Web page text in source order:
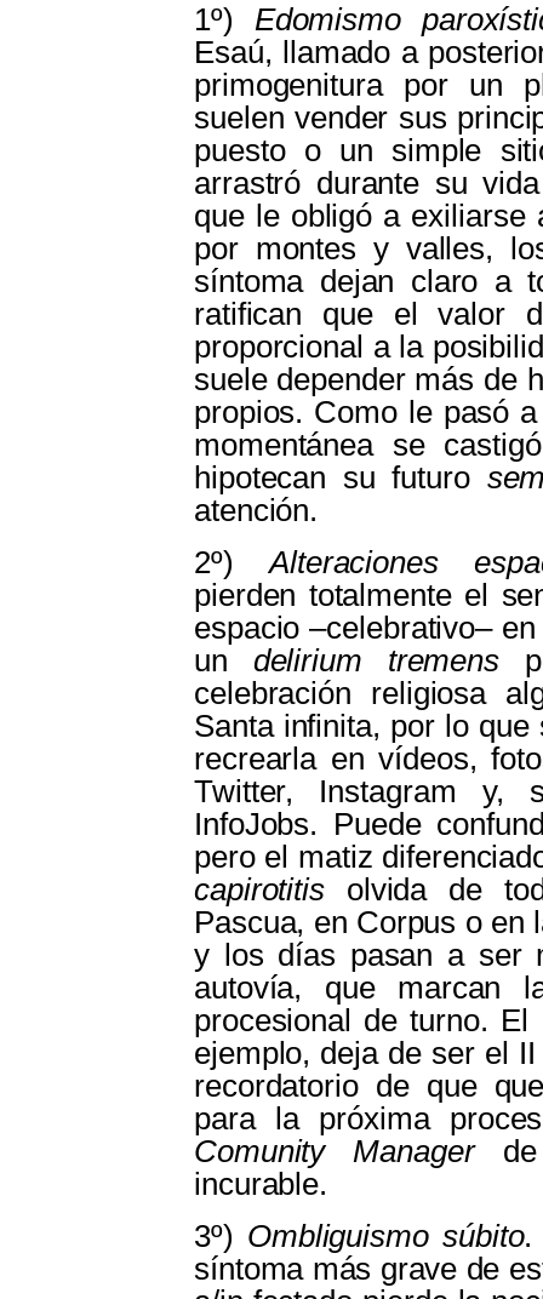
1º) Edomismo
Esaú, llamado a
primogenitura por un
suelen vender sus
puesto o un simple
arrastró durante su
que le obligó a
por montes y valles,
síntoma dejan claro a
ratifican que el valor
proporcional a la
suele depender más de
propios. Como le pasó
momentánea se
hipotecan su futuro
atención.
2º)Alteraciones
pierden totalmente el
espacio ‒celebrativo‒
un delirium tremens
celebración religiosa
Santa infinita, por lo
recrearla en vídeos,
Twitter, Instagram y,
InfoJobs. Puede
pero el matiz
capirotitisolvida de
Pascua, en Corpus o en
y los días pasan a ser
autovía, que marcan
procesional de turno.
ejemplo, deja de ser el
recordatorio de que
para la próxima
Comunity Managerde
incurable.
3º) Ombliguismo súbito.
síntoma más grave de